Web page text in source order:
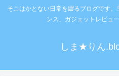
そこはかとない日常を綴るブログです
ンス、ガジェットレビュ
しま★りん